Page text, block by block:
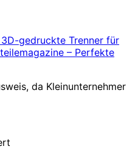
gedruckte Trenner für
– Perfekte
da Kleinunternehmer